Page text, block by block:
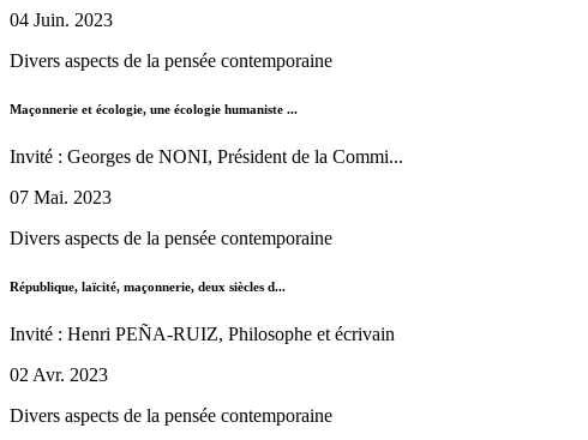
04 Juin. 2023
Divers aspects de la pensée contemporaine
Maçonnerie et écologie, une écologie humaniste ...
Invité : Georges de NONI, Président de la Commi...
07 Mai. 2023
Divers aspects de la pensée contemporaine
République, laïcité, maçonnerie, deux siècles d...
Invité : Henri PEÑA-RUIZ, Philosophe et écrivain
02 Avr. 2023
Divers aspects de la pensée contemporaine